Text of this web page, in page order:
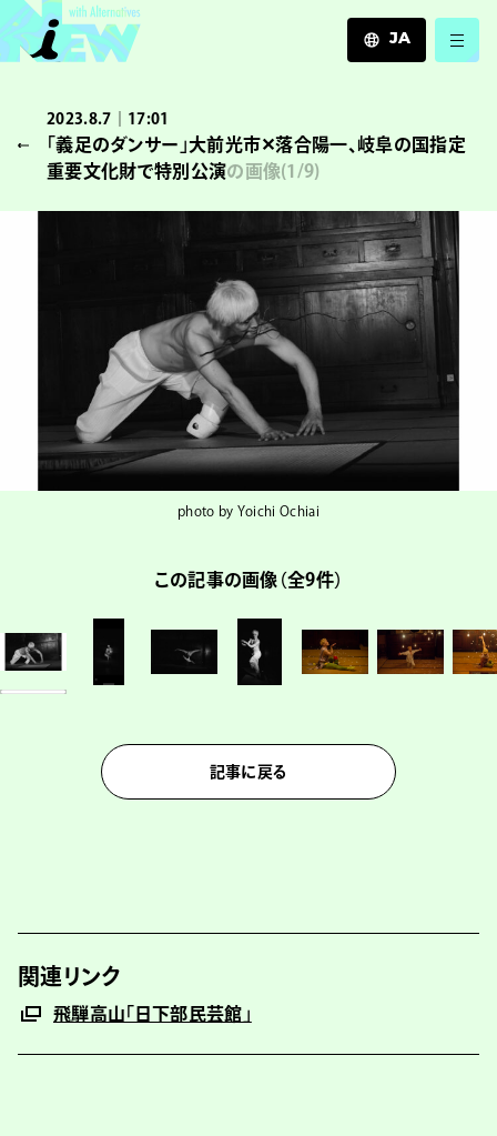
JA
ZH
2023.8.7｜17:01
「義足のダンサー」大前光市✕落合陽一、岐阜の国指定
重要文化財で特別公演の画像(1 /9)
photo by Yoichi Ochiai
この記事の画像（全9件）
記事に戻る
関連リンク
飛騨高山「日下部民芸館」